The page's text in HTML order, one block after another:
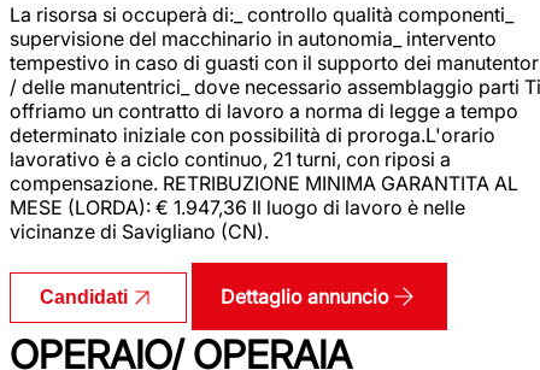
La risorsa si occuperà di:_ controllo qualità componenti_
supervisione del macchinario in autonomia_ intervento
tempestivo in caso di guasti con il supporto dei
/ delle manutentrici_ dove necessario assemblaggio parti Ti
offriamo un contratto di lavoro a norma di legge a tempo
determinato iniziale con possibilità di proroga.L'orario
lavorativo è a ciclo continuo, 21 turni, con riposi a
compensazione. RETRIBUZIONE MINIMA GARANTITA AL
MESE (LORDA): € 1.947,36 Il luogo di lavoro è nelle
vicinanze di Savigliano (CN).
Candidati Dettaglio annuncio
OPERAIO/ OPERAIA